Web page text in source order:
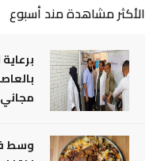
الأكثر مشاهدة مند أسبوع
وسط